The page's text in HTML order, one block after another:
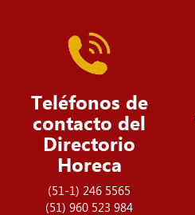
Teléfonos de
contacto del
Directorio
Horeca
(51-1) 246 5565
(51) 960 523 984